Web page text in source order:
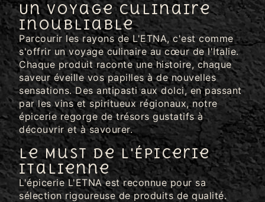
Un Voyage Culinaire
Inoubliable
Parcourir les rayons de L'ETNA, c'est comme
s'offrir un voyage culinaire au cœur de l'Italie.
Chaque produit raconte une histoire, chaque
saveur éveille vos papilles à de nouvelles
sensations. Des antipasti aux dolci, en passant
par les vins et spiritueux régionaux, notre
épicerie regorge de trésors gustatifs à
découvrir et à savourer.
Le Must de l'Épicerie
Italienne
L'épicerie L'ETNA est reconnue pour sa
sélection rigoureuse de produits de qualité.